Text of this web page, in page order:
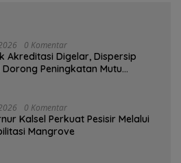
0 Komentar
Akreditasi Digelar, Dispersip
Dorong Peningkatan Mutu
0 Komentar
Kalsel Perkuat Pesisir Melalui
Mangrove